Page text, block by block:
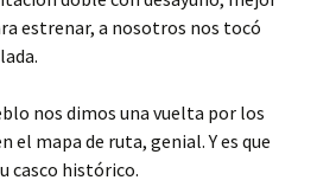
estrenar, a nosotros nos tocó
nos dimos una vuelta por los
el mapa de ruta, genial. Y es que
casco histórico.